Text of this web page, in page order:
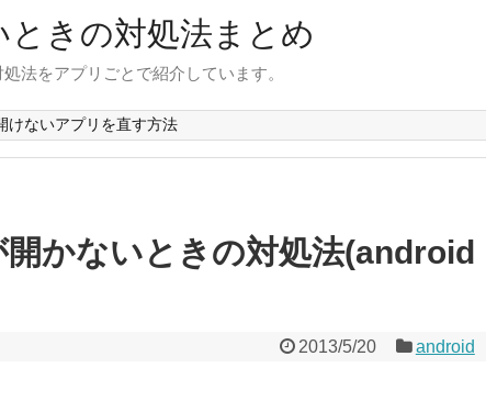
きの対処法まとめ
法をアプリごとで紹介しています。
けないアプリを直す方法
開かないときの対処法(android
2013/5/20 android